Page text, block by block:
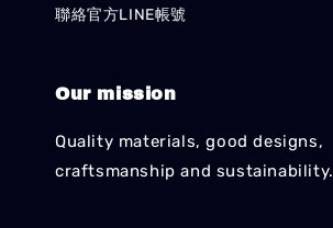
聯絡官方LINE帳號
Our mission
Quality materials, good designs,
craftsmanship and sustainability.